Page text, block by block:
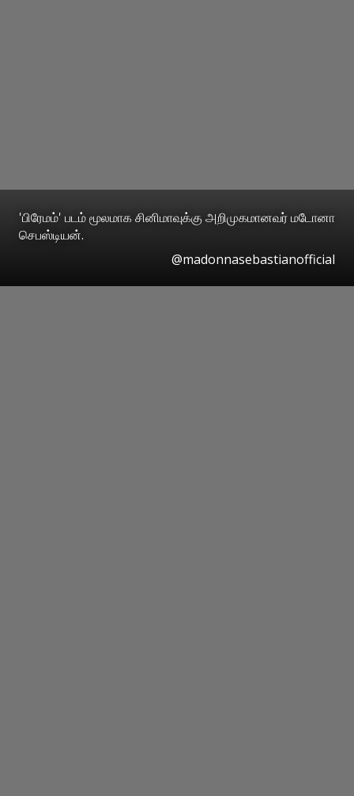
'பிரேமம்' படம் மூலமாக சினிமாவுக்கு அறிமுகமானவர் மடோனா
செபஸ்டியன்.
@madonnasebastianofficial